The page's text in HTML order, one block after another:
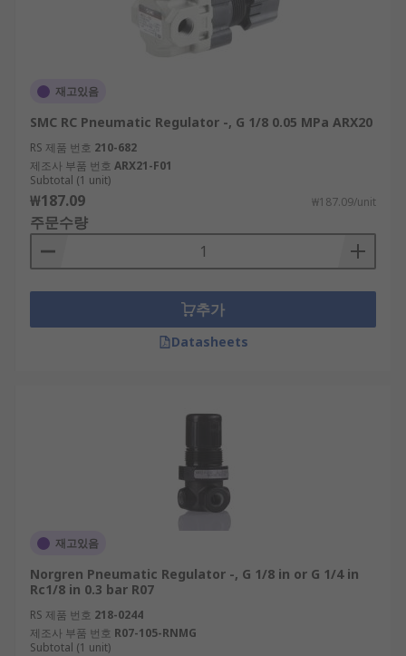
재고있음
SMC RC Pneumatic Regulator -, G 1/8 0.05 MPa ARX20
RS 제품 번호 210-682
제조사 부품 번호 ARX21-F01
Subtotal (1 unit)
₩187.09 ₩187.09/unit
주문수량
추가
Datasheets
재고있음
Norgren Pneumatic Regulator -, G 1/8 in or G 1/4 in
Rc1/8 in 0.3 bar R07
RS 제품 번호 218-0244
제조사 부품 번호 R07-105-RNMG
Subtotal (1 unit)